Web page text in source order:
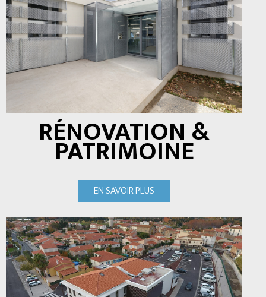
RÉNOVATION &
PATRIMOINE
EN SAVOIR PLUS